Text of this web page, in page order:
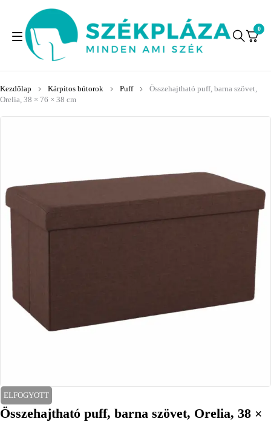
0
Kezdőlap Kárpitos bútorok Puff
Összehajtható puff, barna szövet,
Orelia, 38 × 76 × 38 cm
ELFOGYOTT
Összehajtható puff, barna szövet, Orelia, 38 ×